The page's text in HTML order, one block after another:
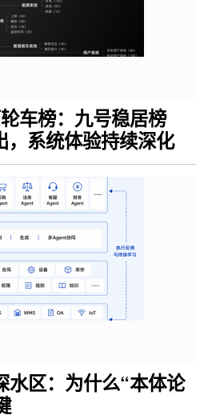
车榜：九号稳居榜
，系统体验持续深化
水区：为什么“本体论